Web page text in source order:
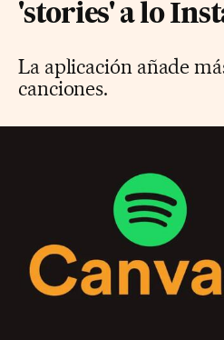
'stories' a lo
La aplicación añade
canciones.